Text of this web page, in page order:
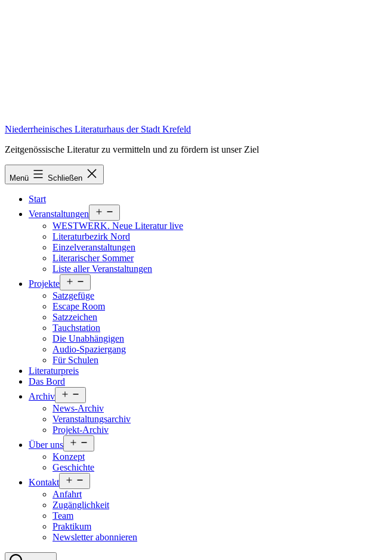
Niederrheinisches Literaturhaus der Stadt Krefeld
Zeitgenössische Literatur zu vermitteln und zu fördern ist unser Ziel
Menü Schließen
Start
Veranstaltungen
öffnen
WESTWERK. Neue Literatur live
Literaturbezirk Nord
Einzelveranstaltungen
Literarischer Sommer
Liste aller Veranstaltungen
Projekte
öffnen
Satzgefüge
Escape Room
Satzzeichen
Tauchstation
Die Unabhängigen
Audio-Spaziergang
Für Schulen
Literaturpreis
Das Bord
Archiv
öffnen
News-Archiv
Veranstaltungsarchiv
Projekt-Archiv
Über uns
öffnen
Konzept
Geschichte
Kontakt
öffnen
Anfahrt
Zugänglichkeit
Team
Praktikum
Newsletter abonnieren